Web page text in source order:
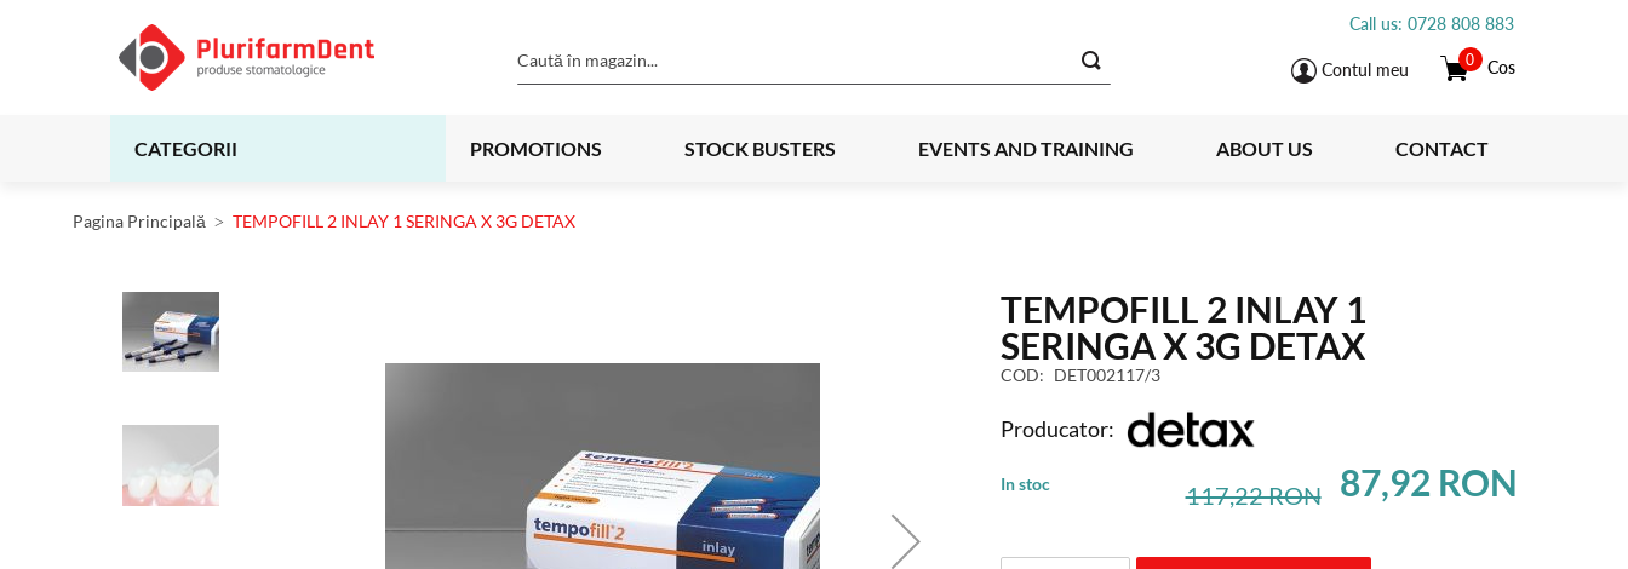
Cos
0
Contul meu
Call us: 0728 808 883
CATEGORII PROMOTIONS STOCK BUSTERS EVENTS AND TRAINING ABOUT US CONTACT
Pagina Principală TEMPOFILL 2 INLAY 1 SERINGA X 3G DETAX
TEMPOFILL 2 INLAY 1
SERINGA X 3G DETAX
COD DET002117/3
Producator:
In stoc 87,92 RON
117,22 RON
the
end
the